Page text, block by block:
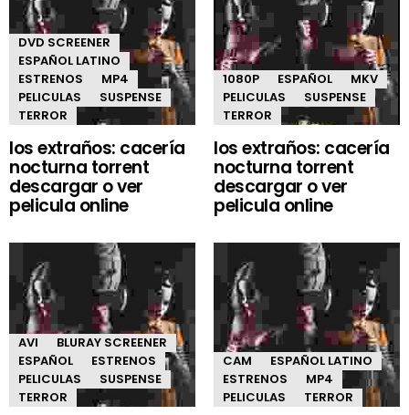
DVD SCREENER
ESPAÑOL LATINO
ESTRENOS
MP4
PELICULAS
SUSPENSE
TERROR
los extraños: cacería
nocturna torrent
descargar o ver
pelicula online
1080P ESPAÑOL
MKV
PELICULAS
SUSPENSE
TERROR
los extraños: cacería
nocturna torrent
descargar o ver
pelicula online
AVI
BLURAY SCREENER
ESPAÑOL
ESTRENOS
PELICULAS
SUSPENSE
TERROR
CAM
ESPAÑOL LATINO
ESTRENOS
MP4
PELICULAS
TERROR